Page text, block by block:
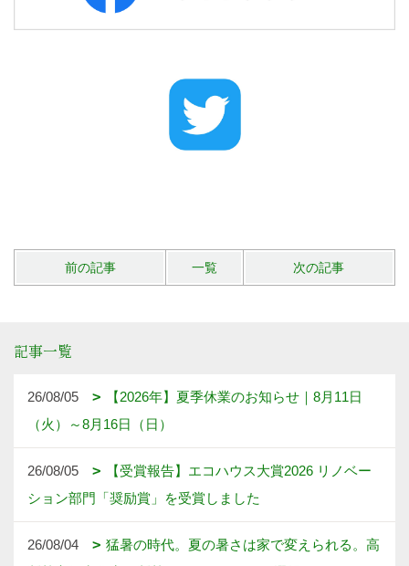
前の記事 一覧 次の記事
記事一覧
26/08/05
【2026年】夏季休業のお知らせ｜8月11日
（火）～8月16日（日）
26/08/05
【受賞報告】エコハウス大賞2026 リノベー
ション部門「奨励賞」を受賞しました
26/08/04
猛暑の時代。夏の暑さは家で変えられる。高